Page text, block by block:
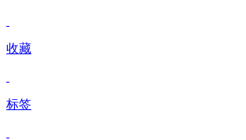
收藏
标签